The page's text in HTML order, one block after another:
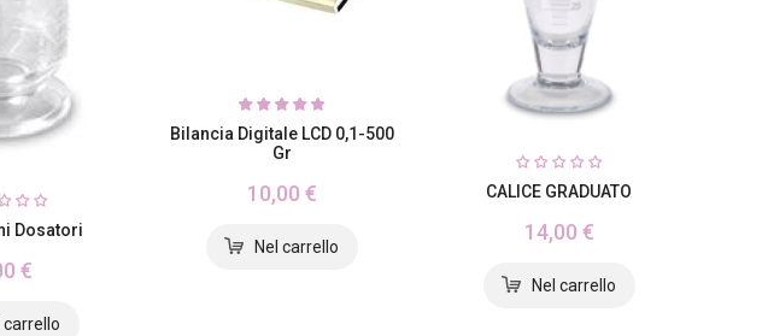
Dosatori
€
Bilancia Digitale LCD 0,1-500
Gr
10,00 € CALICE GRADUATO
14,00 €